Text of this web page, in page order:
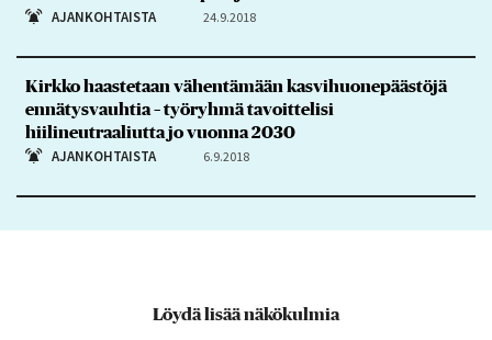
AJANKOHTAISTA 24.9.2018
Kirkko haastetaan vähentämään kasvihuonepäästöjä
ennätysvauhtia – työryhmä tavoittelisi
hiilineutraaliutta jo vuonna 2030
AJANKOHTAISTA 6.9.2018
Löydä lisää näkökulmia